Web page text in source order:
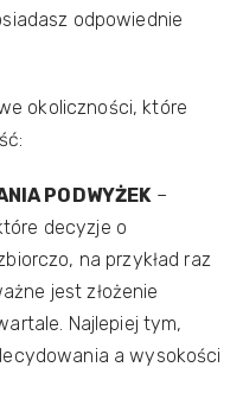
odpowiednie
okoliczności, które
PODWYŻEK–
decyzje o
na przykład raz
jest złożenie
Najlepiej tym,
a wysokości